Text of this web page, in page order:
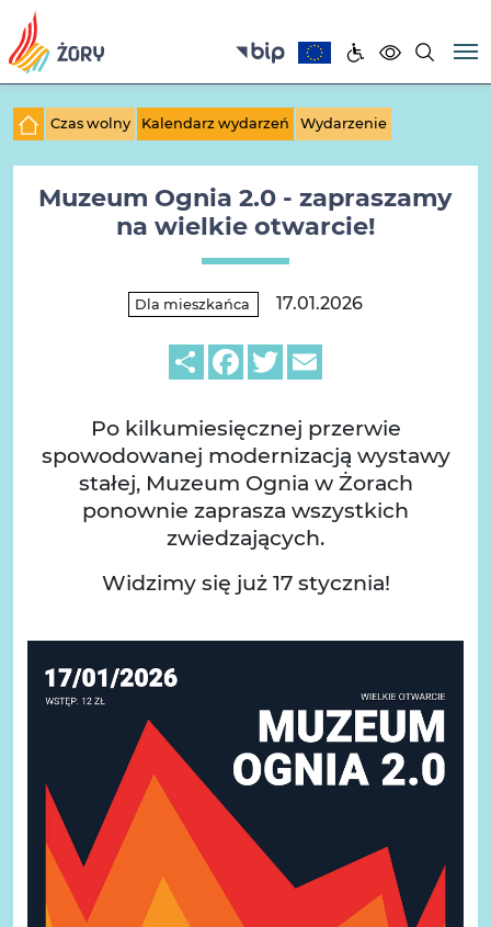
Czas wolny Kalendarz wydarzeń Wydarzenie
Muzeum Ognia 2.0 - zapraszamy
na wielkie otwarcie!
Dla mieszkańca 17.01.2026
ShareFacebook
Twitter
Po kilkumiesięcznej przerwie
spowodowanej modernizacją wystawy
stałej, Muzeum Ognia w Żorach
ponownie zaprasza wszystkich
zwiedzających.
Widzimy się już 17 stycznia!